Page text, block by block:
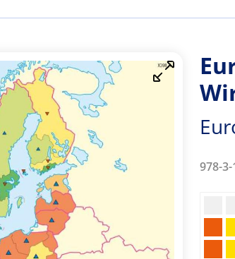
978-